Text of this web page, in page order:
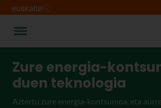
Zure energia-
duen teknologia
Aztertu zure energia-kontsumoa, eta